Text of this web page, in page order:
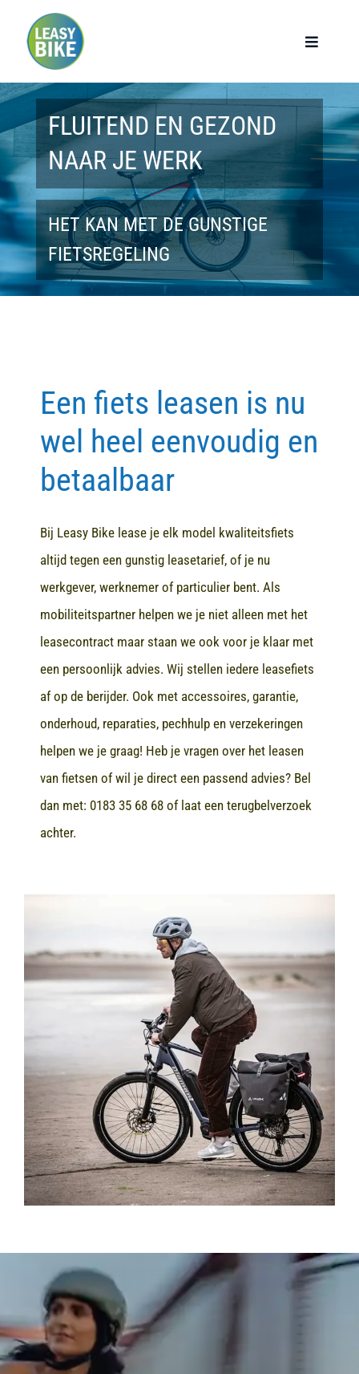
Toggle
Home
Werknemers
Werkgevers
Privé lease
Modellen
Contact
FLUITEND EN GEZOND
NAAR JE WERK
HET KAN MET DE GUNSTIGE
FIETSREGELING
Een fiets leasen is nu
wel heel eenvoudig en
betaalbaar
Bij Leasy Bike lease je elk model kwaliteitsfiets
altijd tegen een gunstig leasetarief, of je nu
werkgever, werknemer of particulier bent. Als
mobiliteitspartner helpen we je niet alleen met het
leasecontract maar staan we ook voor je klaar met
een persoonlijk advies. Wij stellen iedere leasefiets
af op de berijder. Ook met accessoires, garantie,
onderhoud, reparaties, pechhulp en verzekeringen
helpen we je graag! Heb je vragen over het leasen
van fietsen of wil je direct een passend advies? Bel
dan met: 0183 35 68 68of laat een terugbelverzoek
achter.